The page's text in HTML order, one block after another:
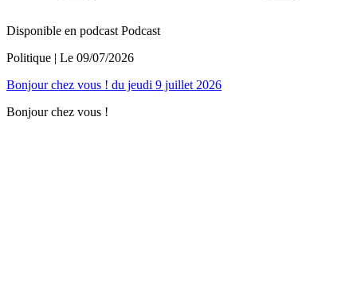
Disponible en podcast Podcast
Politique | Le 09/07/2026
Bonjour chez vous ! du jeudi 9 juillet 2026
Bonjour chez vous !